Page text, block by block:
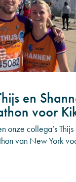
en
voor
onze collega’s Thijs
van New York
marathon